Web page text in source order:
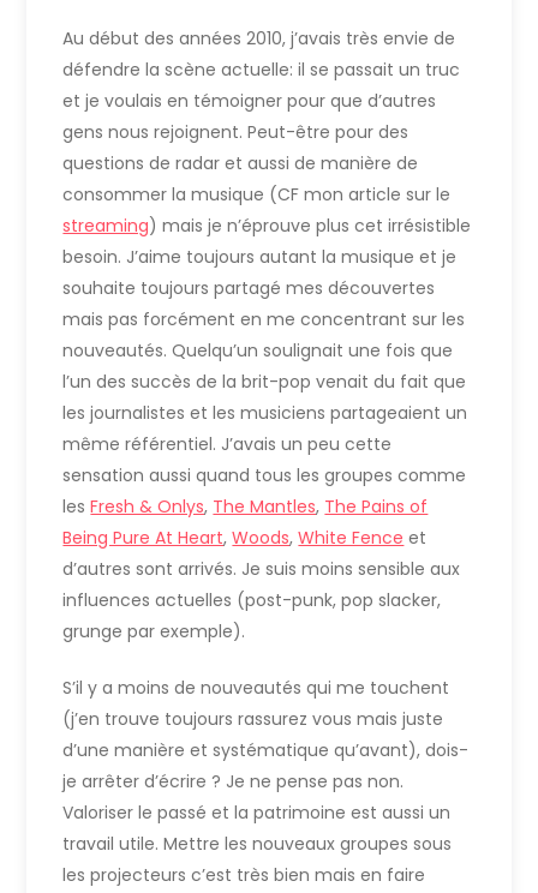
Au début des années 2010, j’avais très envie de
défendre la scène actuelle: il se passait un truc
et je voulais en témoigner pour que d’autres
gens nous rejoignent. Peut-être pour des
questions de radar et aussi de manière de
consommer la musique (CF mon article sur le
streaming) mais je n’éprouve plus cet irrésistible
besoin. J’aime toujours autant la musique et je
souhaite toujours partagé mes découvertes
mais pas forcément en me concentrant sur les
nouveautés. Quelqu’un soulignait une fois que
l’un des succès de la brit-pop venait du fait que
les journalistes et les musiciens partageaient un
même référentiel. J’avais un peu cette
sensation aussi quand tous les groupes comme
lesFresh & Onlys, The Mantles, The Pains of
Being Pure At Heart,Woods,White Fence et
d’autres sont arrivés. Je suis moins sensible aux
influences actuelles (post-punk, pop slacker,
grunge par exemple).
S’il y a moins de nouveautés qui me touchent
(j’en trouve toujours rassurez vous mais juste
d’une manière et systématique qu’avant), dois-
je arrêter d’écrire ? Je ne pense pas non.
Valoriser le passé et la patrimoine est aussi un
travail utile. Mettre les nouveaux groupes sous
les projecteurs c’est très bien mais en faire